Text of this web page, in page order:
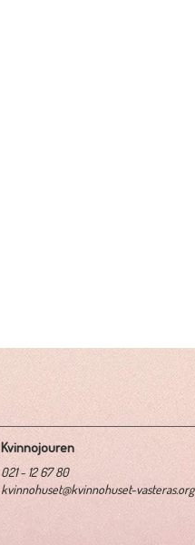
Kvinnojouren
021 - 12 67 80
kvinnohuset@kvinnohuset-vasteras.org